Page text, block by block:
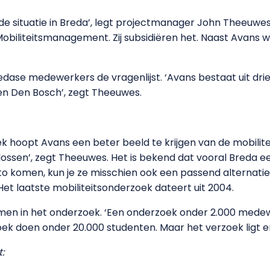
situatie in Breda’, legt projectmanager John
Zij subsidiëren het. Naast Avans
medewerkers de vragenlijst. ‘Avans bestaat uit
Den Bosch’, zegt Theeuwes.
hoopt Avans een beter beeld te krijgen van de
zegt Theeuwes. Het is bekend dat vooral Breda
komen, kun je ze misschien ook een passend
laatste mobiliteitsonderzoek dateert uit 2004.
in het onderzoek. ‘Een onderzoek onder 2.000
doen onder 20.000 studenten. Maar het verzoek ligt